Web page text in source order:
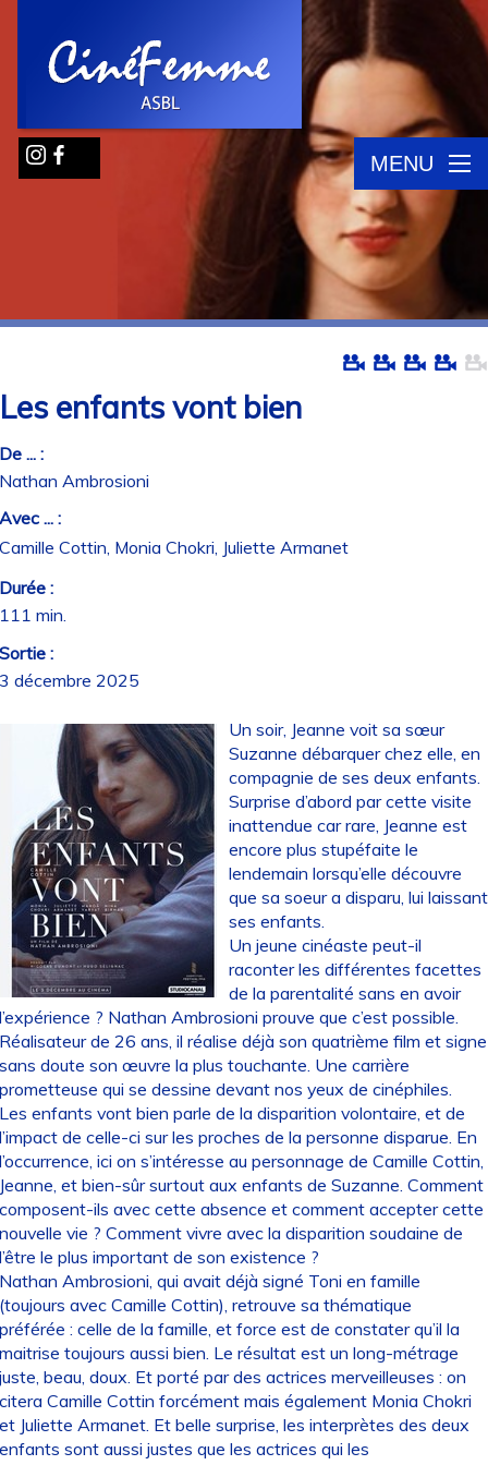
MENU
enfants vont bien
... :
Ambrosioni
... :
Cottin, Monia Chokri, Juliette Armanet
:
min.
:
décembre 2025
Un soir, Jeanne voit sa sœur
Suzanne débarquer chez elle, en
compagnie de ses deux enfants.
Surprise d’abord par cette visite
inattendue car rare, Jeanne est
encore plus stupéfaite le
lendemain lorsqu’elle découvre
que sa soeur a disparu, lui laissant
ses enfants.
Un jeune cinéaste peut-il
raconter les différentes facettes
de la parentalité sans en avoir
? Nathan Ambrosioni prouve que c’est possible.
de 26 ans, il réalise déjà son quatrième film et signe
doute son œuvre la plus touchante. Une carrière
qui se dessine devant nos yeux de cinéphiles.
enfants vont bien parle de la disparition volontaire, et de
de celle-ci sur les proches de la personne disparue. En
ici on s’intéresse au personnage de Camille Cottin,
et bien-sûr surtout aux enfants de Suzanne. Comment
ils avec cette absence et comment accepter cette
vie ? Comment vivre avec la disparition soudaine de
le plus important de son existence ?
Ambrosioni, qui avait déjà signé Toni en famille
avec Camille Cottin), retrouve sa thématique
: celle de la famille, et force est de constater qu’il la
toujours aussi bien. Le résultat est un long-métrage
beau, doux. Et porté par des actrices merveilleuses : on
Camille Cottin forcément mais également Monia Chokri
Juliette Armanet. Et belle surprise, les interprètes des deux
sont aussi justes que les actrices qui les